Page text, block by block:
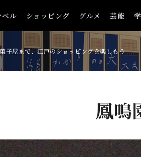
ベル ショッピング グルメ 芸能
子屋まで、江戸のショッピングを楽しもう
鳳鳴